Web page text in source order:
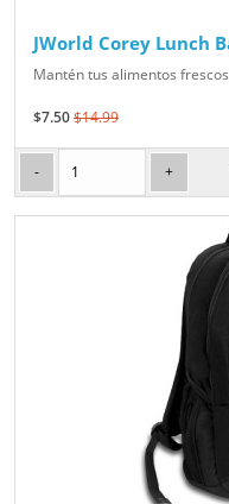
JWorld Corey Lunch
Mantén tus alimentos
$7.50$14.99